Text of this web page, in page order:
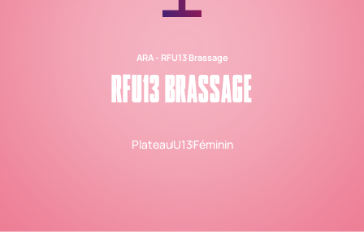
ARA - RFU13 Brassage
RFU13 BRASSAGE
PlateauU13Féminin